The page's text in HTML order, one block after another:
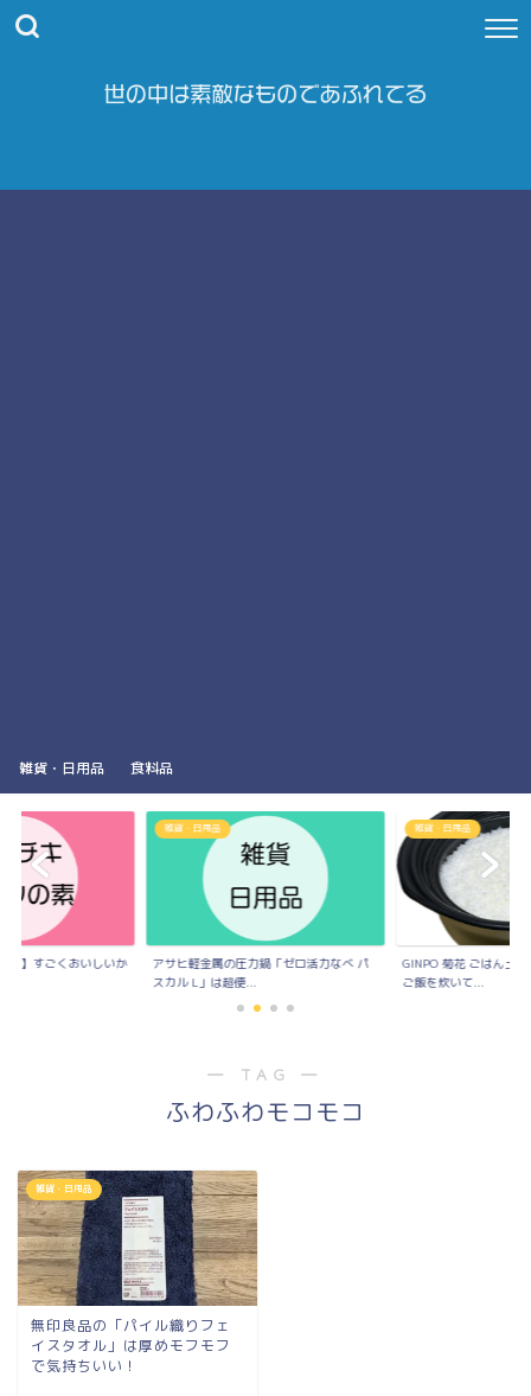
雑貨・日用品 食料品
素】すごくおいしいか
雑貨・日用品
アサヒ軽金属の圧力鍋「ゼロ活力なべ パ
スカル L」は超便...
雑貨・日用品
GINPO 菊花 ごはん土
ご飯を炊いて...
― TAG ―
ふわふわモコモコ
雑貨・日用品
無印良品の「パイル織りフェ
イスタオル」は厚めモフモフ
で気持ちいい！